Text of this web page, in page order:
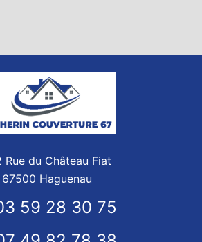
Rue du Château Fiat
67500 Haguenau
59 28 30 75